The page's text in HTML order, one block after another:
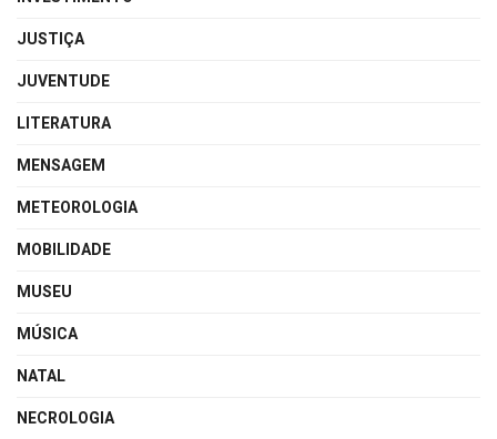
JUSTIÇA
JUVENTUDE
LITERATURA
MENSAGEM
METEOROLOGIA
MOBILIDADE
MUSEU
MÚSICA
NATAL
NECROLOGIA